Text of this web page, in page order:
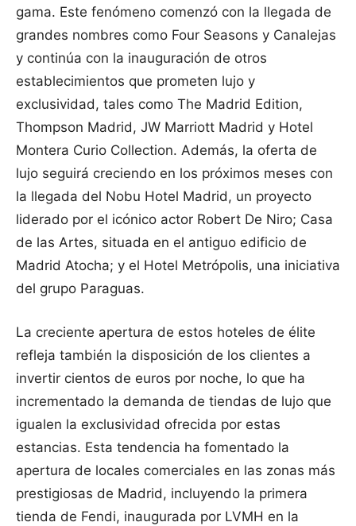
gama. Este fenómeno comenzó con la llegada de
grandes nombres como Four Seasons y Canalejas
y continúa con la inauguración de otros
establecimientos que prometen lujo y
exclusividad, tales como The Madrid Edition,
Thompson Madrid, JW Marriott Madrid y Hotel
Montera Curio Collection. Además, la oferta de
lujo seguirá creciendo en los próximos meses con
la llegada del Nobu Hotel Madrid, un proyecto
liderado por el icónico actor Robert De Niro; Casa
de las Artes, situada en el antiguo edificio de
Madrid Atocha; y el Hotel Metrópolis, una iniciativa
del grupo Paraguas.
La creciente apertura de estos hoteles de élite
refleja también la disposición de los clientes a
invertir cientos de euros por noche, lo que ha
incrementado la demanda de tiendas de lujo que
igualen la exclusividad ofrecida por estas
estancias. Esta tendencia ha fomentado la
apertura de locales comerciales en las zonas más
prestigiosas de Madrid, incluyendo la primera
tienda de Fendi, inaugurada por LVMH en la